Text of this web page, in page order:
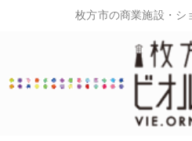
枚方市の商業施設・シ